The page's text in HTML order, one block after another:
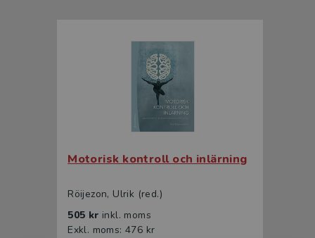
Motorisk kontroll och inlärning
Röijezon, Ulrik (red.)
505 kr inkl. moms
Exkl. moms: 476 kr